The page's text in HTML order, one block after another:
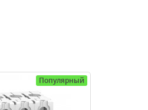
Популярный